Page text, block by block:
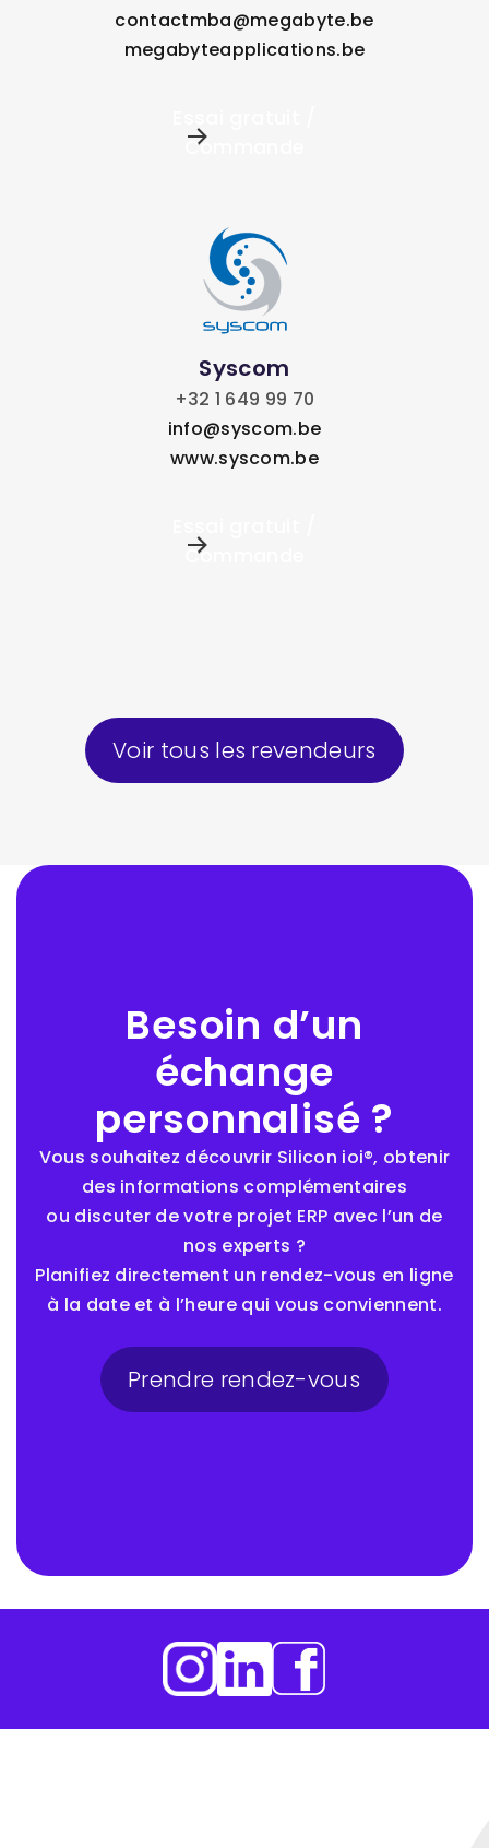
contactmba@megabyte.be
megabyteapplications.be
Commande
Syscom
+32 1 649 99 70
info@syscom.be
www.syscom.be
Commande
Voir tous les revendeurs
Besoin d’un
échange
personnalisé ?
Vous souhaitez découvrir Silicon ioi®, obtenir
des informations complémentaires
ou discuter de votre projet ERP avec l’un de
nos experts ?
Planifiez directement un rendez-vous en ligne
à la date et à l’heure qui vous conviennent.
Prendre rendez-vous